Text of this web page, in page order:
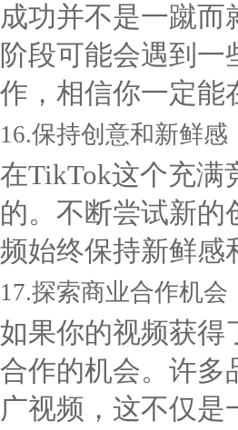
成功并不是一蹴而
阶段可能会遇到
作，相信你一定能
16.保持创意和新鲜感
在TikTok这个充满
的。不断尝试新的
频始终保持新鲜感
17.探索商业合作机会
如果你的视频获得
合作的机会。许多
广视频，这不仅